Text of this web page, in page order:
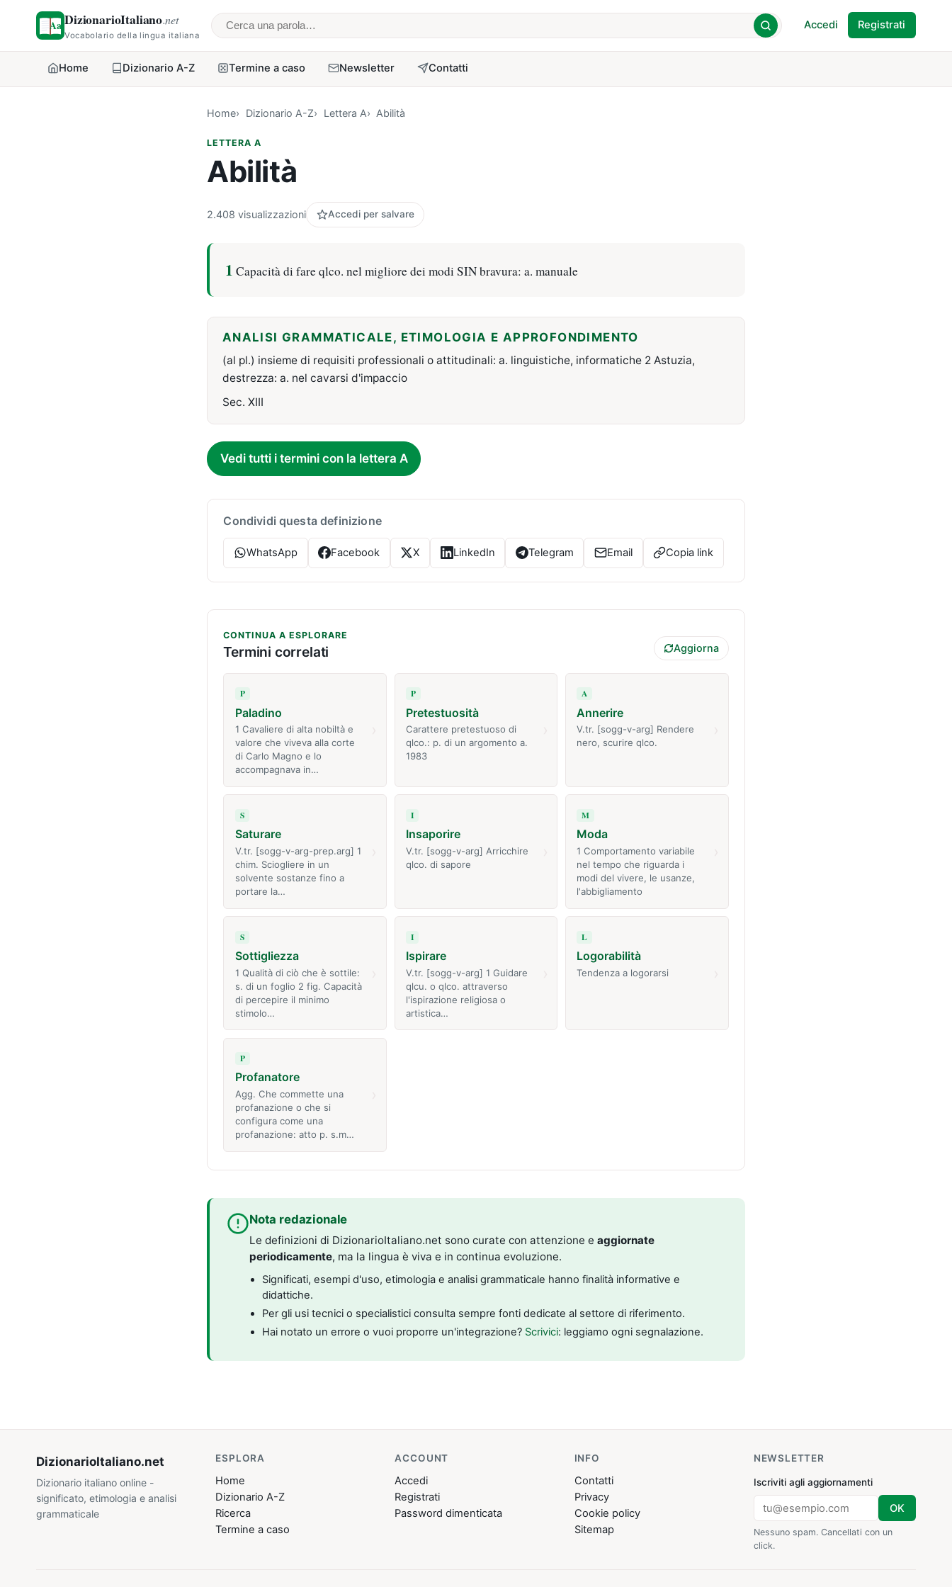
DizionarioItaliano.net
Vocabolario della lingua italiana Cerca una parola
Accedi Registrati
Home Dizionario A-Z Termine a caso Newsletter Contatti
Home Dizionario A-Z Lettera A Abilità
LETTERA A
Abilità
2.408 visualizzazioni Accedi per salvare
1 Capacità di fare qlco. nel migliore dei modi SIN bravura: a. manuale
ANALISI GRAMMATICALE, ETIMOLOGIA E APPROFONDIMENTO
(al pl.) insieme di requisiti professionali o attitudinali: a. linguistiche, informatiche 2 Astuzia,
destrezza: a. nel cavarsi d'impaccio
Sec. XIII
Vedi tutti i termini con la lettera A
Condividi questa definizione
WhatsApp Facebook X LinkedIn Telegram Email Copia link
CONTINUA A ESPLORARE
Termini correlati Aggiorna
P
Paladino
1 Cavaliere di alta nobiltà e
valore che viveva alla corte
di Carlo Magno e lo
accompagnava in…
P
Pretestuosità
Carattere pretestuoso di
qlco.: p. di un argomento a.
1983
A
Annerire
V.tr. [sogg-v-arg] Rendere
nero, scurire qlco.
S
Saturare
V.tr. [sogg-v-arg-prep.arg] 1
chim. Sciogliere in un
solvente sostanze fino a
portare la…
I
Insaporire
V.tr. [sogg-v-arg] Arricchire
qlco. di sapore
M
Moda
1 Comportamento variabile
nel tempo che riguarda i
modi del vivere, le usanze,
l'abbigliamento
S
Sottigliezza
1 Qualità di ciò che è sottile:
s. di un foglio 2 fig. Capacità
di percepire il minimo
stimolo…
I
Ispirare
V.tr. [sogg-v-arg] 1 Guidare
qlcu. o qlco. attraverso
l'ispirazione religiosa o
artistica…
L
Logorabilità
Tendenza a logorarsi
P
Profanatore
Agg. Che commette una
profanazione o che si
configura come una
profanazione: atto p. s.m…
Nota redazionale
Le definizioni di DizionarioItaliano.net sono curate con attenzione e aggiornate
periodicamente, ma la lingua è viva e in continua evoluzione.
Significati, esempi d'uso, etimologia e analisi grammaticale hanno finalità informative e
didattiche.
Per gli usi tecnici o specialistici consulta sempre fonti dedicate al settore di riferimento.
Hai notato un errore o vuoi proporre un'integrazione? Scrivici: leggiamo ogni segnalazione.
DizionarioItaliano.net
Dizionario italiano online -
significato, etimologia e analisi
grammaticale
ESPLORA
Home
Dizionario A-Z
Ricerca
Termine a caso
ACCOUNT
Accedi
Registrati
Password dimenticata
INFO
Contatti
Privacy
Cookie policy
Sitemap
NEWSLETTER
Iscriviti agli aggiornamenti
OK
Nessuno spam. Cancellati con un
click.